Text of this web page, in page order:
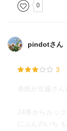
0
pindotさん
3
表紙が近藤さん
24巻からルッ
にぶんのいち